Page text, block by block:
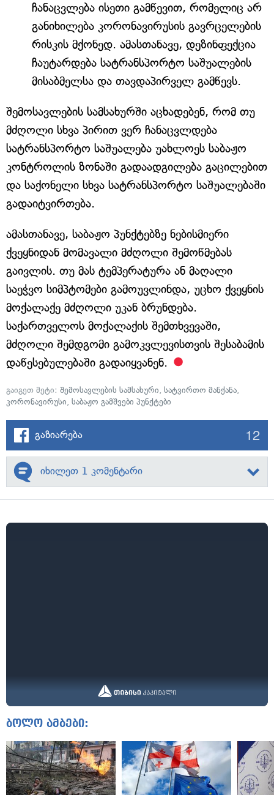
ჩანაცვლება ისეთი გამწევით, რომელიც არ
განიხილება კორონავირუსის გავრცელების
რისკის მქონედ. ამასთანავე, დეზინფექცია
ჩაუტარდება სატრანსპორტო საშუალების
მისაბმელსა და თავდაპირველ გამწევს.
შემოსავლების სამსახურში აცხადებენ, რომ თუ
მძღოლი სხვა პირით ვერ ჩანაცვლდება
სატრანსპორტო საშუალება უახლოეს საბაჟო
კონტროლის ზონაში გადაადგილება გაცილებით
და საქონელი სხვა სატრანსპორტო საშუალებაში
გადაიტვირთება.
ამასთანავე, საბაჟო პუნქტებზე ნებისმიერი
ქვეყნიდან მომავალი მძღოლი შემოწმებას
გაივლის. თუ მას ტემპერატურა ან მაღალი
საეჭვო სიმპტომები გამოუვლინდა, უცხო ქვეყნის
მოქალაქე მძღოლი უკან ბრუნდება.
საქართველოს მოქალაქის შემთხვევაში,
მძღოლი შემდგომი გამოკვლევისთვის შესაბამის
დაწესებულებაში გადაიყვანენ.
გაიგეთ მეტი: შემოსავლების სამსახური, სატვირთო მანქანა,
კორონავირუსი, საბაჟო გამშვები პუნქტები
გაზიარება 12
იხილეთ 1 კომენტარი
ბოლო ამბები: